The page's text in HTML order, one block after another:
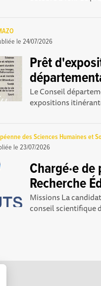
le24/07/2026
Prêt
Le Conseil
expositions
des Sciences Humaines et
le23/07/2026
Chargé·e de
Recherche
Missions La
conseil scientifique